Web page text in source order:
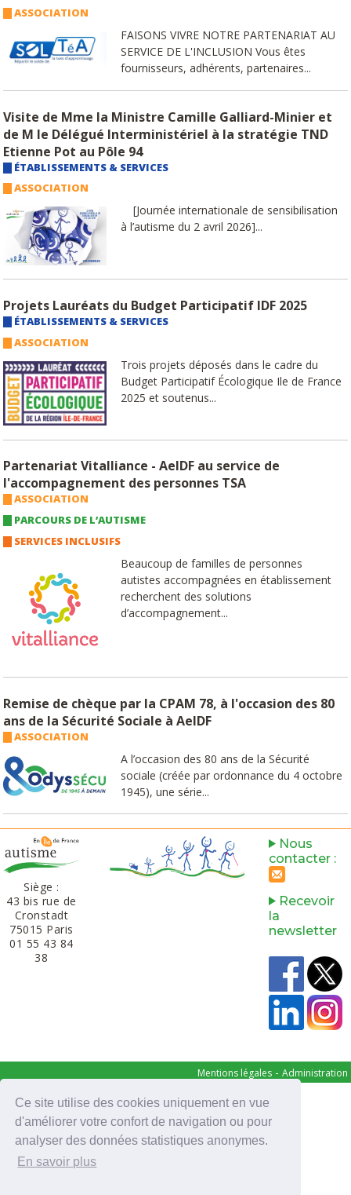
Ce site utilise des cookies uniquement en vue
d'améliorer votre confort de navigation ou pour
analyser des données statistiques anonymes.
En savoir plus
ASSOCIATION
FAISONS VIVRE NOTRE PARTENARIAT AU
SERVICE DE L'INCLUSION Vous êtes
fournisseurs, adhérents, partenaires...
Visite de Mme la Ministre Camille Galliard-Minier et
de M le Délégué Interministériel à la stratégie TND
Etienne Pot au Pôle 94
ÉTABLISSEMENTS & SERVICES
ASSOCIATION
[Journée internationale de sensibilisation
à l’autisme du 2 avril 2026]...
Projets Lauréats du Budget Participatif IDF 2025
ÉTABLISSEMENTS & SERVICES
ASSOCIATION
Trois projets déposés dans le cadre du
Budget Participatif Écologique Ile de France
2025 et soutenus...
Partenariat Vitalliance - AeIDF au service de
l'accompagnement des personnes TSA
ASSOCIATION
PARCOURS DE L’AUTISME
SERVICES INCLUSIFS
Beaucoup de familles de personnes
autistes accompagnées en établissement
recherchent des solutions
d’accompagnement...
Remise de chèque par la CPAM 78, à l'occasion des 80
ans de la Sécurité Sociale à AeIDF
ASSOCIATION
A l’occasion des 80 ans de la Sécurité
sociale (créée par ordonnance du 4 octobre
1945), une série...
Siège :
43 bis rue de
Cronstadt
75015 Paris
01 55 43 84
38‬​
Nous
contacter :
Recevoir
la
newsletter
Mentions légales- Administration